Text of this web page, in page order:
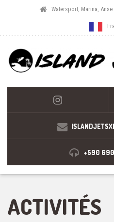
Watersport, Marina,
+590
ACTIVITÉS